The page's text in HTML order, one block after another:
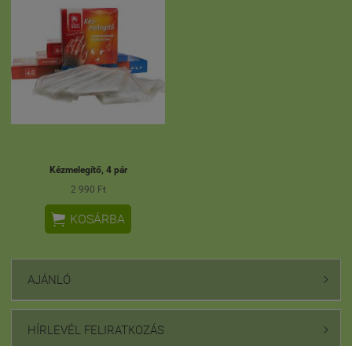
Kézmelegítő, 4 pár
2 990 Ft
 KOSÁRBA
AJÁNLÓ 
HÍRLEVÉL FELIRATKOZÁS 